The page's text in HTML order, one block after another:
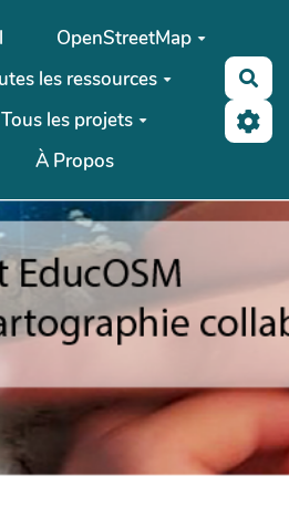
OpenStreetMap
les ressources
Tous les projets
À Propos